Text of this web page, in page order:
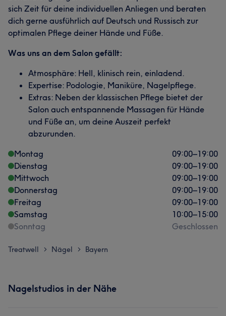
sich Zeit für deine individuellen Anliegen und beraten
dich gerne ausführlich auf Deutsch und Russisch zur
optimalen Pflege deiner Hände und Füße.
Was uns an dem Salon gefällt:
Atmosphäre: Hell, klinisch rein, einladend.
Expertise: Podologie, Maniküre, Nagelpflege.
Extras: Neben der klassischen Pflege bietet der
Salon auch entspannende Massagen für Hände
und Füße an, um deine Auszeit perfekt
abzurunden.
Montag
09:00–19:00
Dienstag
09:00–19:00
Mittwoch
09:00–19:00
Donnerstag
09:00–19:00
Freitag
09:00–19:00
Samstag
10:00–15:00
Sonntag
Geschlossen
Treatwell > Nägel > Bayern
Nagelstudios in der Nähe